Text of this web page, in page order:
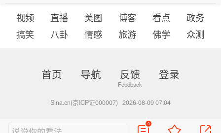
视频 直播 美图 博客 看点
政务
搞笑
八卦 情感 旅游 佛学 众测
首页 导航 反馈 登录
Sina.cn(京ICP证000007) 2026-08-09 07:04
0